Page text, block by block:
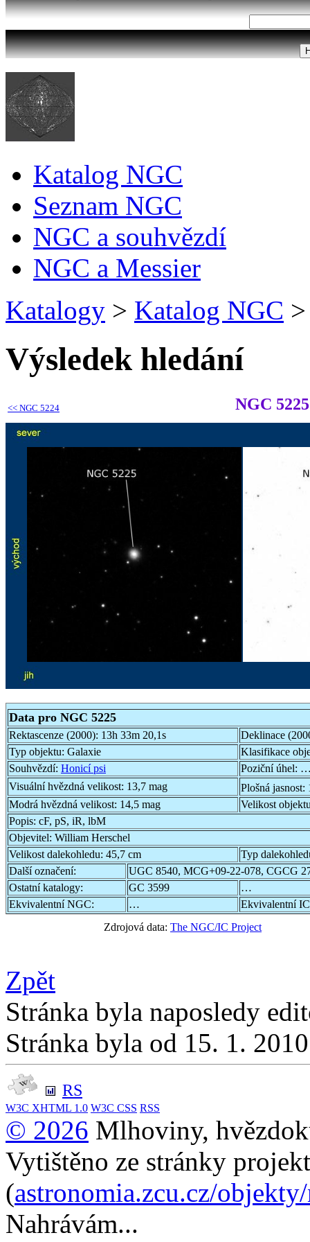
Katalog NGC
Seznam NGC
NGC a souhvězdí
NGC a Messier
Katalogy > Katalog NGC >
Výsledek hledání
<< NGC 5224 NGC 5225
Data pro NGC 5225
Rektascenze (2000): 13h 33m 20,1s
Deklinace
Typ objektu: Galaxie
Klasifikace
Souhvězdí: Honicí psi Poziční úhel: …
Visuální hvězdná velikost: 13,7 mag Plošná jasnost:
Modrá hvězdná velikost: 14,5 mag
Velikost
Popis: cF, pS, iR, lbM
Objevitel: William Herschel
Velikost dalekohledu: 45,7 cm
Typ
Další označení:
UGC 8540, MCG+09-22-078, CGCG
Ostatní katalogy:
GC 3599
…
Ekvivalentní NGC:
…
Ekvivalentní
Zdrojová data: The NGC/IC Project
Zpět
Stránka byla naposledy
Stránka byla od 15. 1.
RS
W3C XHTML 1.0 W3C CSS RSS
© 2026 Mlhoviny,
Vytištěno ze stránky
(astronomia.zcu.cz/
Nahrávám...